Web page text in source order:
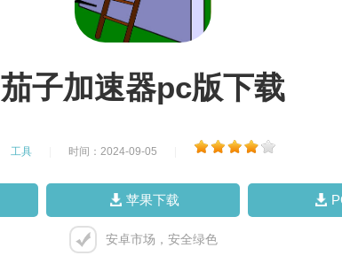
茄子加速器pc版下载
工具 时间：2024-09-05
苹果下载
安卓市场，安全绿色